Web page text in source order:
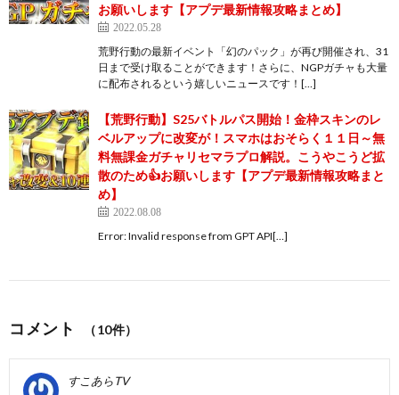
お願いします【アプデ最新情報攻略まとめ】
2022.05.28
荒野行動の最新イベント「幻のパック」が再び開催され、31
日まで受け取ることができます！さらに、NGPガチャも大量
に配布されるという嬉しいニュースです！[…]
【荒野行動】S25バトルパス開始！金枠スキンのレ
ベルアップに改変が！スマホはおそらく１１日～無
料無課金ガチャリセマラプロ解説。こうやこうど拡
散のため👍お願いします【アプデ最新情報攻略まと
め】
2022.08.08
Error: Invalid response from GPT API[…]
コメント （10件）
すこあらTV